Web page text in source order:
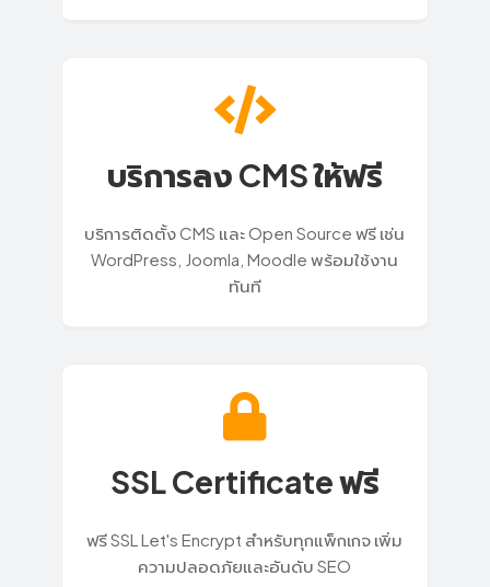
บริการลง CMS ให้ฟรี
บริการติดตั้ง CMS และ Open Source ฟรี เช่น
WordPress, Joomla, Moodle พร้อมใช้งาน
ทันที
SSL Certificate ฟรี
ฟรี SSL Let's Encrypt สำหรับทุกแพ็กเกจ เพิ่ม
ความปลอดภัยและอันดับ SEO